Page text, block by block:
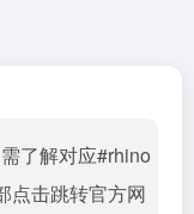
了解对应#rhino
点击跳转官方网